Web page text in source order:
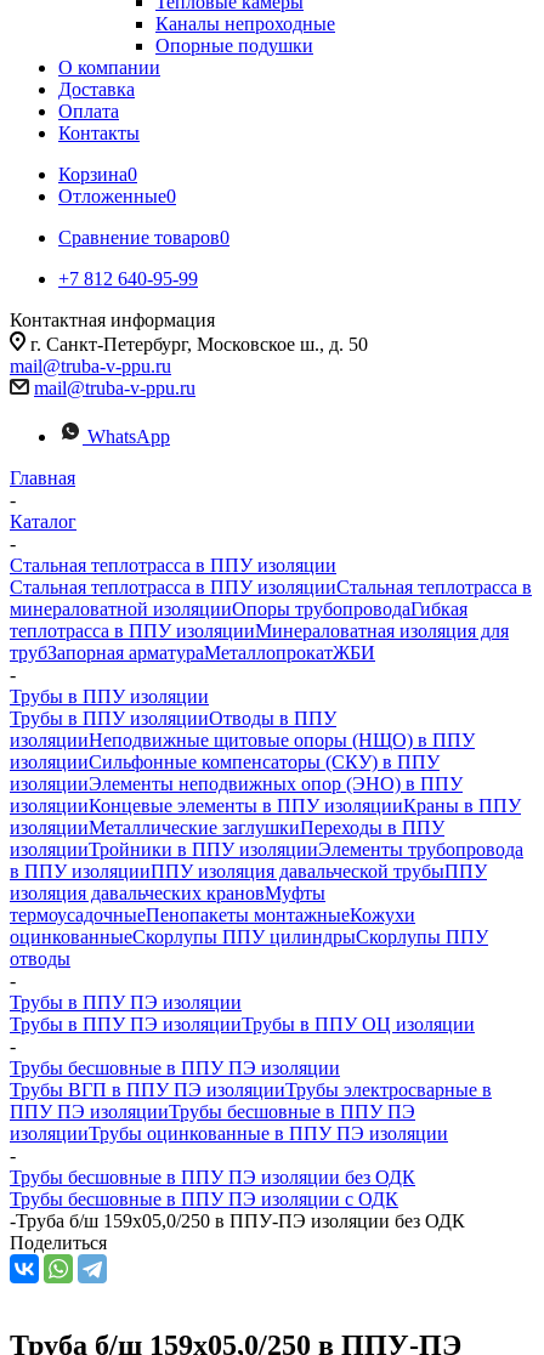
Каналы непроходные
Опорные подушки
О компании
Доставка
Оплата
Контакты
Корзина0
Отложенные0
Сравнение товаров0
+7 812 640-95-99
Контактная информация
г. Санкт-Петербург, Московское ш., д. 50
mail@truba-v-ppu.ru
mail@truba-v-ppu.ru
WhatsApp
Главная
-
Каталог
-
Стальная теплотрасса в ППУ изоляции
Стальная теплотрасса в ППУ изоляцииСтальная теплотрасса в
минераловатной изоляцииОпоры трубопроводаГибкая
теплотрасса в ППУ изоляцииМинераловатная изоляция для
трубЗапорная арматураМеталлопрокатЖБИ
-
Трубы в ППУ изоляции
Трубы в ППУ изоляцииОтводы в ППУ
изоляцииНеподвижные щитовые опоры (НЩО) в ППУ
изоляцииCильфонные компенсаторы (СКУ) в ППУ
изоляцииЭлементы неподвижных опор (ЭНО) в ППУ
изоляцииКонцевые элементы в ППУ изоляцииКраны в ППУ
изоляцииМеталлические заглушкиПереходы в ППУ
изоляцииТройники в ППУ изоляцииЭлементы трубопровода
в ППУ изоляцииППУ изоляция давальческой трубыППУ
изоляция давальческих крановМуфты
термоусадочныеПенопакеты монтажныеКожухи
оцинкованныеСкорлупы ППУ цилиндрыСкорлупы ППУ
отводы
-
Трубы в ППУ ПЭ изоляции
Трубы в ППУ ПЭ изоляцииТрубы в ППУ ОЦ изоляции
-
Трубы бесшовные в ППУ ПЭ изоляции
Трубы ВГП в ППУ ПЭ изоляцииТрубы электросварные в
ППУ ПЭ изоляцииТрубы бесшовные в ППУ ПЭ
изоляцииТрубы оцинкованные в ППУ ПЭ изоляции
-
Трубы бесшовные в ППУ ПЭ изоляции без ОДК
Трубы бесшовные в ППУ ПЭ изоляции с ОДК
-Труба б/ш 159х05,0/250 в ППУ-ПЭ изоляции без ОДК
Поделиться
Труба б/ш 159х05,0/250 в ППУ-ПЭ